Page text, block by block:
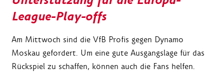
League-Play-offs
Am Mittwoch sind die VfB Profis gegen Dynamo
Moskau gefordert. Um eine gute Ausgangslage für das
Rückspiel zu schaffen, können auch die Fans helfen.